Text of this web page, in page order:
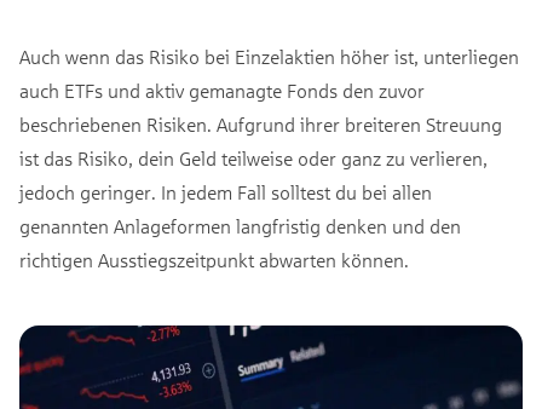
Auch wenn das Risiko bei Einzelaktien höher ist, unterliegen
auch ETFs und aktiv gemanagte Fonds den zuvor
beschriebenen Risiken. Aufgrund ihrer breiteren Streuung
ist das Risiko, dein Geld teilweise oder ganz zu verlieren,
jedoch geringer. In jedem Fall solltest du bei allen
genannten Anlageformen langfristig denken und den
richtigen Ausstiegszeitpunkt abwarten können.